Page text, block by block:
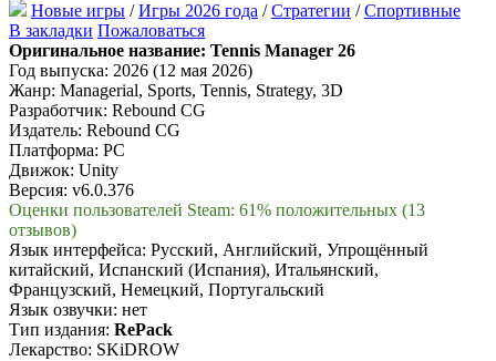
Новые игры /Игры 2026 года /Стратегии /Спортивные
В закладки Пожаловаться
Оригинальное название: Tennis Manager 26
Год выпуска: 2026 (12 мая 2026)
Жанр: Managerial, Sports, Tennis, Strategy, 3D
Разработчик: Rebound CG
Издатель: Rebound CG
Платформа: PC
Движок: Unity
Версия: v6.0.376
Оценки пользователей Steam: 61% положительных (13
отзывов)
Язык интерфейса: Русский, Английский, Упрощённый
китайский, Испанский (Испания), Итальянский,
Французский, Немецкий, Португальский
Язык озвучки: нет
Тип издания: RePack
Лекарство: SKiDROW